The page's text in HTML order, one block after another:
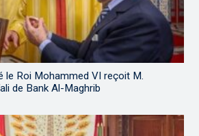
le Roi Mohammed VI reçoit M.
de Bank Al-Maghrib